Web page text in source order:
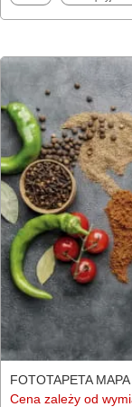
FOTOTAPETA
Cena zależy od